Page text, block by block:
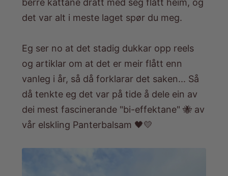
berre kattane dratt med seg flått heim, og
det var alt i meste laget spør du meg.
Eg ser no at det stadig dukkar opp reels
og artiklar om at det er meir flått enn
vanleg i år, så då forklarar det saken... Så
då tenkte eg det var på tide å dele ein av
dei mest fascinerande "bi-effektane" 🐝 av
vår elskling Panterbalsam 🖤💛